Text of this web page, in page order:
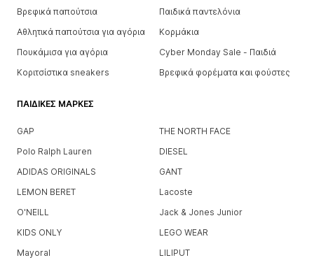
Βρεφικά παπούτσια
Παιδικά παντελόνια
Αθλητικά παπούτσια για αγόρια
Κορμάκια
Πουκάμισα για αγόρια
Cyber Monday Sale - Παιδιά
Κοριτσίστικα sneakers
Βρεφικά φορέματα και φούστες
ΠΑΙΔΙΚΈΣ ΜΆΡΚΕΣ
GAP
THE NORTH FACE
Polo Ralph Lauren
DIESEL
ADIDAS ORIGINALS
GANT
LEMON BERET
Lacoste
O'NEILL
Jack & Jones Junior
KIDS ONLY
LEGO WEAR
Mayoral
LILIPUT